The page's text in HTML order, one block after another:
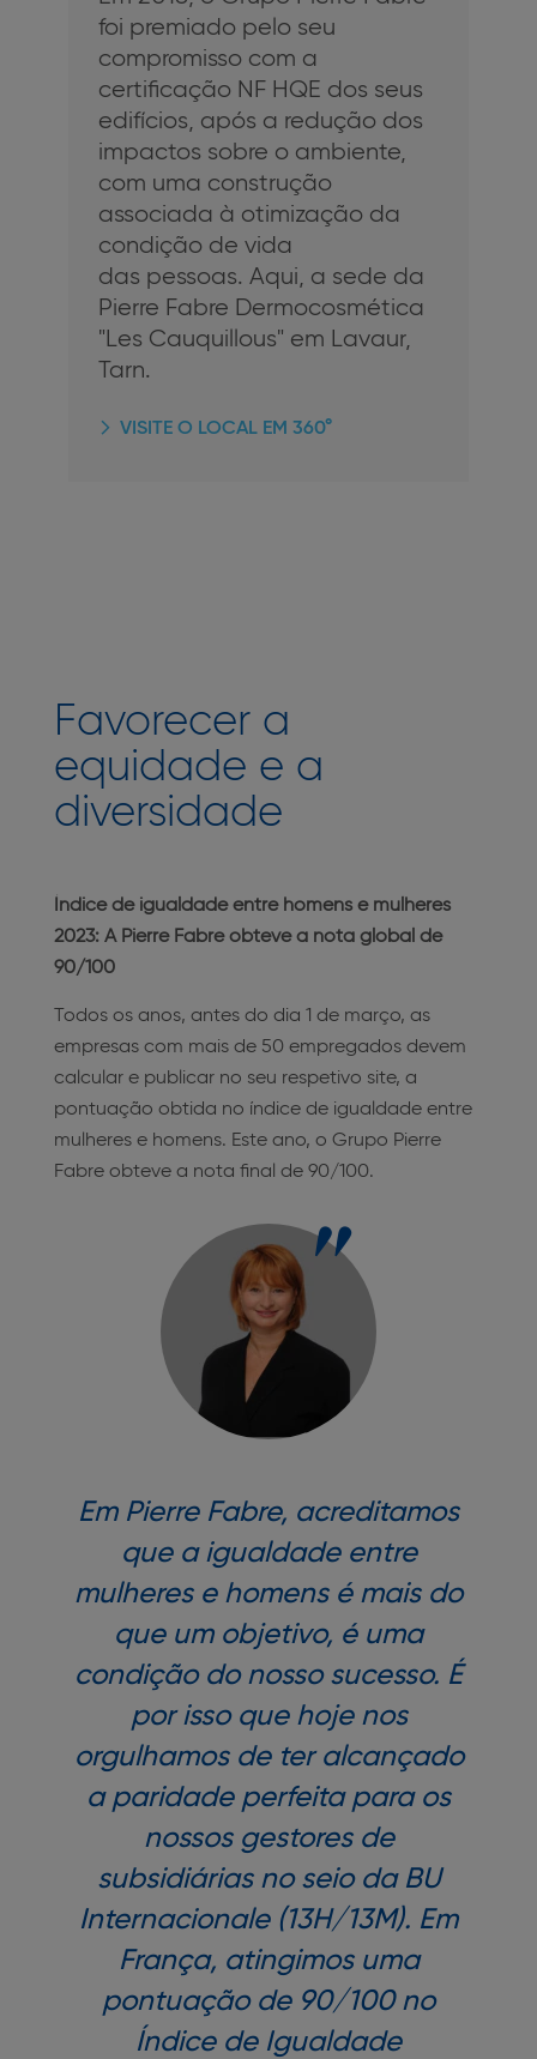
foi premiado pelo seu
compromisso com a
certificação NF HQE dos seus
edifícios, após a redução dos
impactos sobre o ambiente,
com uma construção
associada à otimização da
condição de vida
das pessoas. Aqui, a sede da
Pierre Fabre Dermocosmética
"Les Cauquillous" em Lavaur,
Tarn.
VISITE O LOCAL EM 360°
Favorecer a
equidade e a
diversidade
Índice de igualdade entre homens e mulheres
2023: A Pierre Fabre obteve a nota global de
90/100
Todos os anos, antes do dia 1 de março, as
empresas com mais de 50 empregados devem
calcular e publicar no seu respetivo site, a
pontuação obtida no índice de igualdade entre
mulheres e homens. Este ano, o Grupo Pierre
Fabre obteve a nota final de 90/100.
Em Pierre Fabre, acreditamos
que a igualdade entre
mulheres e homens é mais do
que um objetivo, é uma
condição do nosso sucesso. É
por isso que hoje nos
orgulhamos de ter alcançado
a paridade perfeita para os
nossos gestores de
subsidiárias no seio da BU
Internacionale (13H/13M). Em
França, atingimos uma
pontuação de 90/100 no
Índice de Igualdade